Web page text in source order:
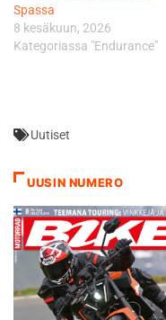
Spassa
8 kesäkuun, 2026
Kategoriassa "Endurance"
Uutiset
UUSIN NUMERO